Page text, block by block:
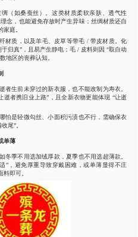
（如桑蚕丝）。这类材质柔软亲肤、透气性
念，也能避免存放时产生异味；丝绸材质还自
庭。
材质，以及羊毛、皮草等带毛 / 带皮材质。化
归真”，且易产生静电；毛 / 皮料则因 “取自动
地区的丧葬认知。
者生前未穿过的新衣服，也不能改制为寿衣。
逝者携旧业上路”，且全新衣物更能体现 “让逝
怕是轻微勾丝、小面积污渍也不行，需确保衣
尾”。
单薄
冬季不用选加绒厚款，夏季也不用选超薄款。
”，避免厚重导致穿戴困难，或单薄显得不庄
即可。